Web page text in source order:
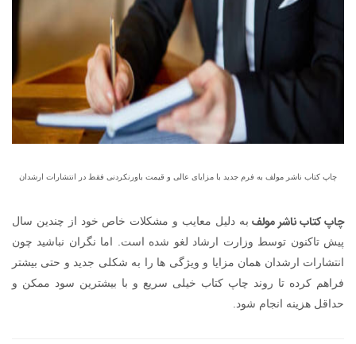
چاپ کتاب ناشر مولف به فرم جدید با مزایای عالی و قیمت باورنکردنی فقط در انتشارات ارشدان
چاپ کتاب ناشر مولفبه دلیل معایب و مشکلات خاص خود از چندین سال
پیش تاکنون توسط وزارت ارشاد لغو شده است. اما نگران نباشید چون
انتشارات ارشدان همان مزایا و ویژگی ها را به شکلی جدید و حتی بیشتر
فراهم کرده تا روند چاپ کتاب خیلی سریع و با بیشترین سود ممکن و
حداقل هزینه انجام شود.